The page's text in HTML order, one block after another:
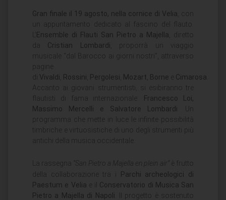
Gran finale il 19 agosto, nella cornice di Velia
un appuntamento dedicato al fascino del flauto.
Ensemble di Flauti San Pietro a Majella , diretto
da Cristian Lombardi , proporrà un viaggio
musicale “dal Barocco ai giorni nostri”, attraverso
pagine
Vivaldi Rossini Pergolesi Mozart Borne Cimarosa
Accanto ai giovani strumentisti, si esibiranno tre
flautisti di fama internazionale:
Francesco Loi,
Massimo Mercelli e Salvatore Lombardi
programma che mette in luce le infinite possibilità
timbriche e virtuosistiche di uno degli strumenti più
antichi della musica occidentale.
La rassegna “San Pietro a Majella en plein air”
è frutto
della collaborazione tra i
Parchi archeologici di
Paestum e Velia
Conservatorio di Musica San
Pietro a Majella di Napoli . Il progetto è sostenuto